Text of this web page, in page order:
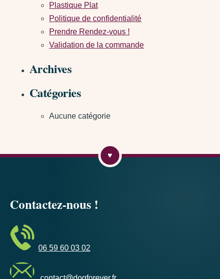
Plastique Plat
Politique de confidentialité
Prendre Rendez-vous !
Validation de la commande
Archives
Catégories
Aucune catégorie
Contactez-nous !
06 59 60 03 02